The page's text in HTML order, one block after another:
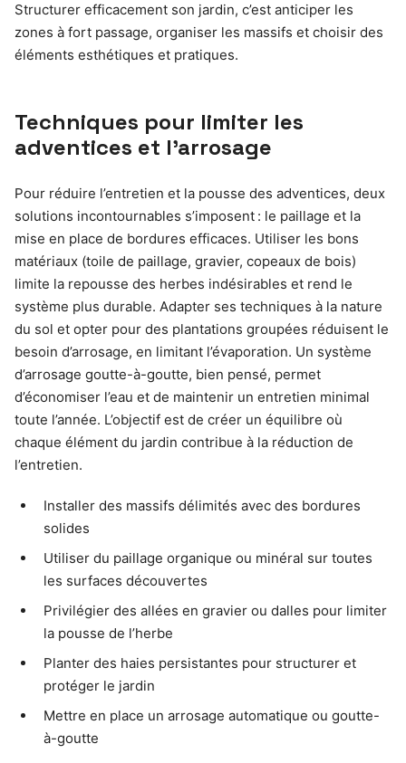
Structurer efficacement son jardin, c’est anticiper les
zones à fort passage, organiser les massifs et choisir des
éléments esthétiques et pratiques.
Techniques pour limiter les
adventices et l’arrosage
Pour réduire l’entretien et la pousse des adventices, deux
solutions incontournables s’imposent : le paillage et la
mise en place de bordures efficaces. Utiliser les bons
matériaux (toile de paillage, gravier, copeaux de bois)
limite la repousse des herbes indésirables et rend le
système plus durable. Adapter ses techniques à la nature
du sol et opter pour des plantations groupées réduisent le
besoin d’arrosage, en limitant l’évaporation. Un système
d’arrosage goutte-à-goutte, bien pensé, permet
d’économiser l’eau et de maintenir un entretien minimal
toute l’année. L’objectif est de créer un équilibre où
chaque élément du jardin contribue à la réduction de
l’entretien.
Installer des massifs délimités avec des bordures
solides
Utiliser du paillage organique ou minéral sur toutes
les surfaces découvertes
Privilégier des allées en gravier ou dalles pour limiter
la pousse de l’herbe
Planter des haies persistantes pour structurer et
protéger le jardin
Mettre en place un arrosage automatique ou goutte-
à-goutte